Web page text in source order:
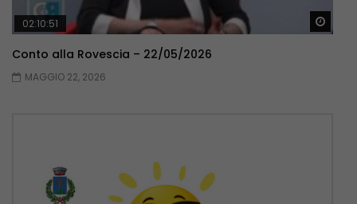
02:10:51
Conto alla Rovescia – 22/05/2026
MAGGIO 22, 2026